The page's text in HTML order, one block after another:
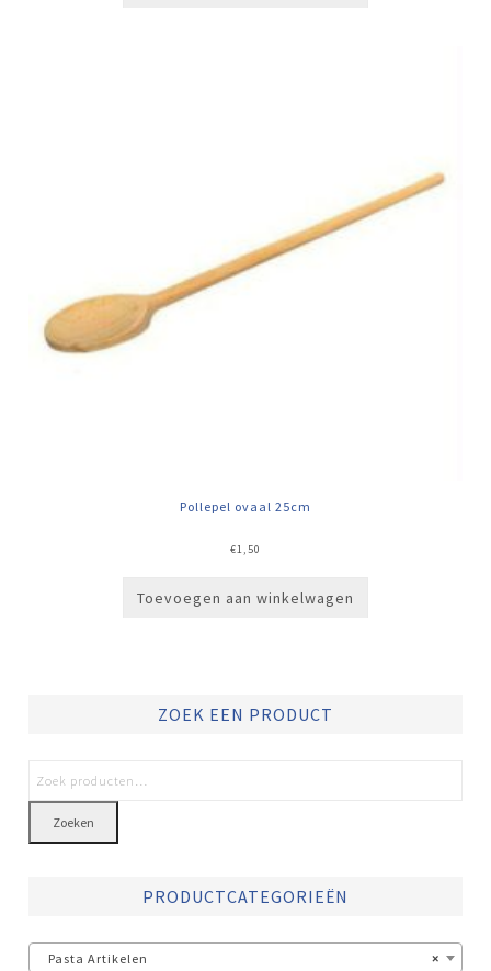
Pollepel ovaal 25cm
€1,50
Toevoegen aan winkelwagen
ZOEK EEN PRODUCT
Zoeken
PRODUCTCATEGORIEËN
×
Pasta Artikelen